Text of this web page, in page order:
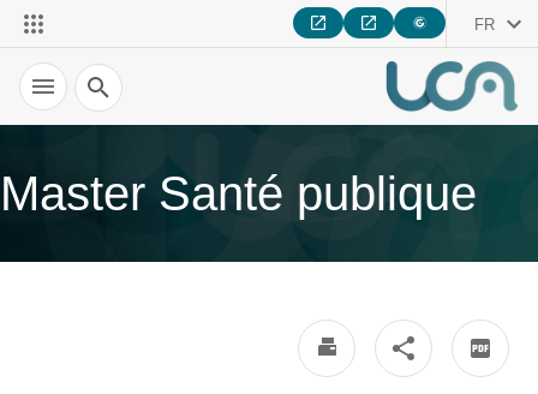
FR
Recherche
Master Santé publique